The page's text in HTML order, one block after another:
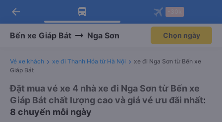
Tải app Vexere ngay!
Nhận ưu đãi thành viên độc
Mở app
Tải app Vexere
-30k/ghế khi đặt vé máy bay qua
Mở app
arrow_back
Bến xe Giáp Bát Nga Sơn Chọn ngày
Vé xe khách xe đi Thanh Hóa từ Hà Nội
xe đi Nga Sơn từ Bến xe
Giáp Bát
Đặt mua vé xe 4 nhà xe đi Nga Sơn từ Bến xe
Giáp Bát chất lượng cao và giá vé ưu đãi nhất:
8 chuyến mỗi ngày